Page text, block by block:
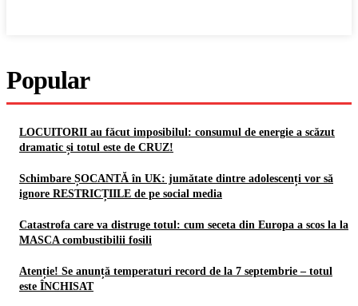
Popular
LOCUITORII au făcut imposibilul: consumul de energie a scăzut
dramatic și totul este de CRUZ!
Schimbare ȘOCANTĂ în UK: jumătate dintre adolescenți vor să
ignore RESTRICȚIILE de pe social media
Catastrofa care va distruge totul: cum seceta din Europa a scos la la
MASCA combustibilii fosili
Atenție! Se anunță temperaturi record de la 7 septembrie – totul
este ÎNCHISAT